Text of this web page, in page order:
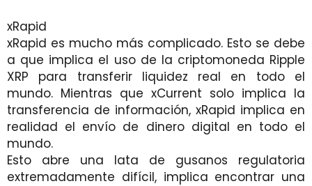
xRapid
xRapid es mucho más complicado. Esto se debe
a que implica el uso de la criptomoneda Ripple
XRP para transferir liquidez real en todo el
mundo. Mientras que xCurrent solo implica la
transferencia de información, xRapid implica en
realidad el envío de dinero digital en todo el
mundo.
Esto abre una lata de gusanos regulatoria
extremadamente difícil, implica encontrar una